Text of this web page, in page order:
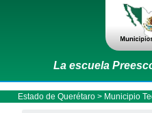
La escuela
Estado de Querétaro> Municipio